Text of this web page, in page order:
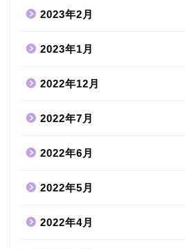
2023年2月
2023年1月
2022年12月
2022年7月
2022年6月
2022年5月
2022年4月